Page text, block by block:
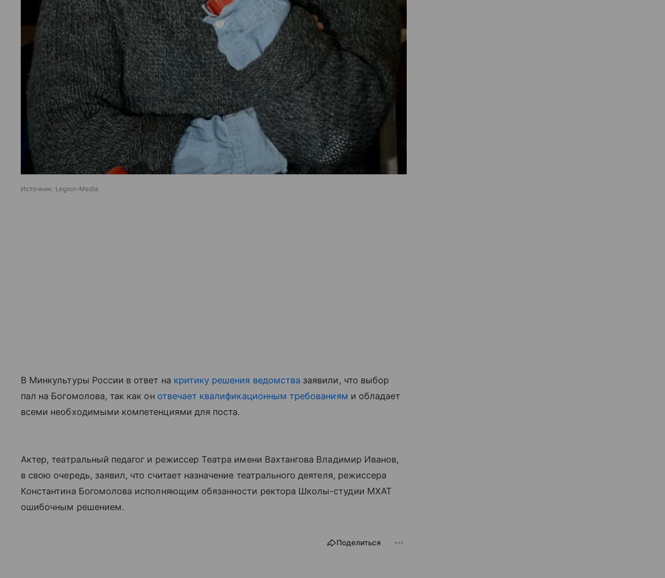
Источник: Legion-Media
В Минкультуры России в ответ на критику решения ведомства заявили, что выбор
пал на Богомолова, так как он отвечает квалификационным требованиям и обладает
всеми необходимыми компетенциями для поста.
Актер, театральный педагог и режиссер Театра имени Вахтангова Владимир Иванов,
в свою очередь, заявил, что считает назначение театрального деятеля, режиссера
Константина Богомолова исполняющим обязанности ректора Школы-студии МХАТ
ошибочным решением.
Поделиться